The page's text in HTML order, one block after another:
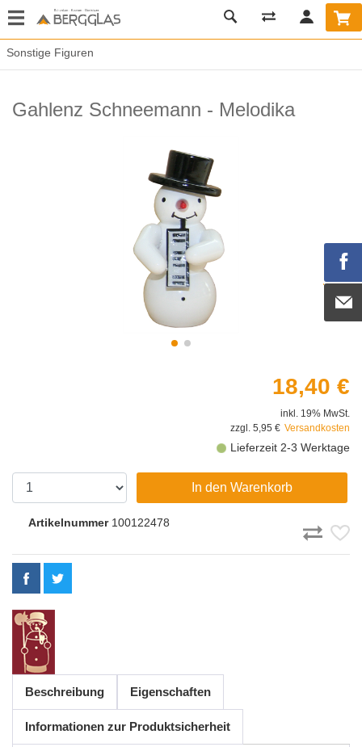
Sonstige Figuren
Gahlenz Schneemann - Melodika
18,40 €
inkl. 19% MwSt.
zzgl. 5,95 € Versandkosten
Lieferzeit 2-3 Werktage
In den Warenkorb
Artikelnummer100122478
Beschreibung Eigenschaften
Informationen zur Produktsicherheit